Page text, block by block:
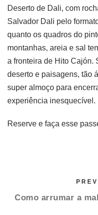
Deserto de Dali, com
Salvador Dali pelo
quanto os quadros do
montanhas, areia e sal
a fronteira de Hito Cajón.
deserto e paisagens, tão
super almoço para
experiência inesquecível.
Reserve e faça esse
Como arrumar a